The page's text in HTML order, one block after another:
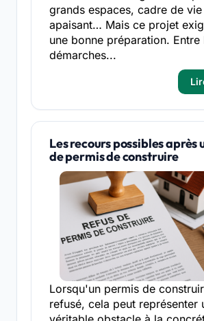
grands espaces, cadre de vie
apaisant… Mais ce projet
une bonne préparation. Entre
démarches...
Les recours possibles après
de permis de construire
Lorsqu'un permis de
refusé, cela peut représenter